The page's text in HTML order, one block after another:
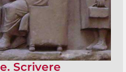
Scrivere